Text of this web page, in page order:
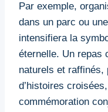
Par exemple,
dans un parc ou
intensifiera la
éternelle. Un repas
naturels et raffinés,
d’histoires
commémoration